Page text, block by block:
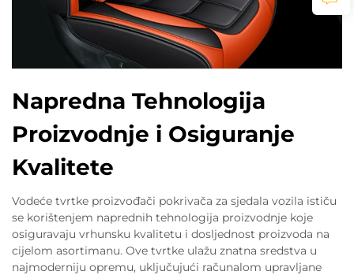
Napredna Tehnologija
Proizvodnje i Osiguranje
Kvalitete
Vodeće tvrtke proizvođači pokrivača za sjedala vozila ističu
se korištenjem naprednih tehnologija proizvodnje koje
osiguravaju vrhunsku kvalitetu i dosljednost proizvoda na
cijelom asortimanu. Ove tvrtke ulažu znatna sredstva u
najmoderniju opremu, uključujući računalom upravljane